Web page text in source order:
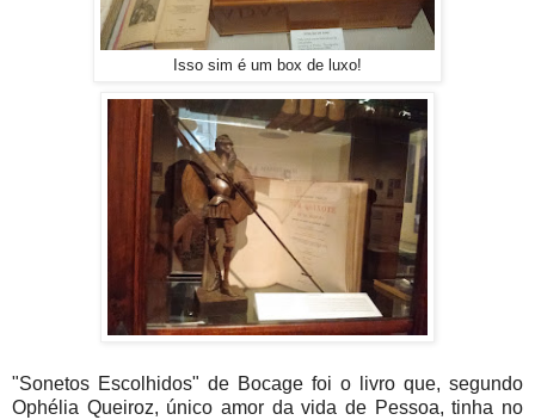
Isso sim é um box de luxo!
"Sonetos Escolhidos" de Bocage foi o livro que, segundo
Ophélia Queiroz, único amor da vida de Pessoa, tinha no